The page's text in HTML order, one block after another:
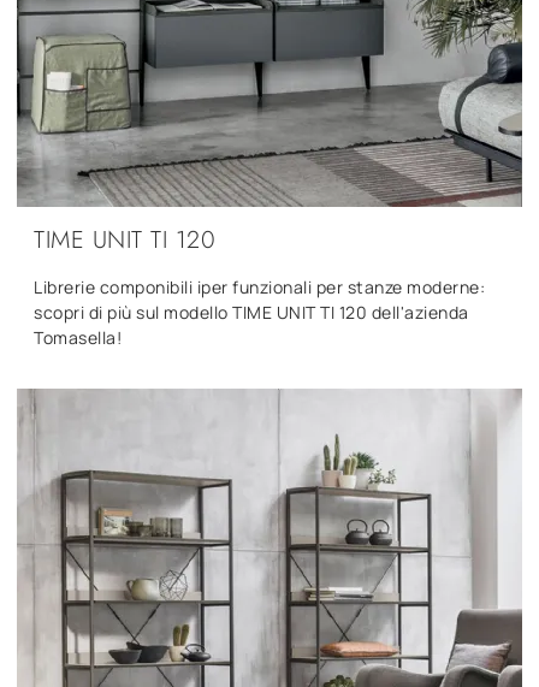
TIME UNIT TI 120
Librerie componibili iper funzionali per stanze moderne:
scopri di più sul modello TIME UNIT TI 120 dell'azienda
Tomasella!